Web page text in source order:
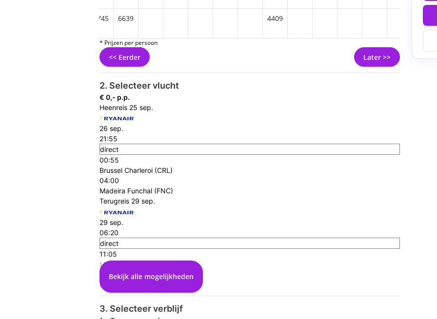
6745 6639 4409
* Prijzen per persoon
<< Eerder Later >>
2. Selecteer vlucht
€ 0,- p.p.
Heenreis 25 sep.
26 sep.
21:55
direct
00:55
Brussel Charleroi (CRL)
04:00
Madeira Funchal (FNC)
Terugreis 29 sep.
29 sep.
06:20
direct
11:05
Madeira Funchal (FNC)
03:45
Brussel Charleroi (CRL)
Bekijk alle mogelijkheden
3. Selecteer verblijf